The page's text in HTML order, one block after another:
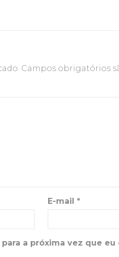
Campos obrigatórios
E-mail*
a próxima vez que eu